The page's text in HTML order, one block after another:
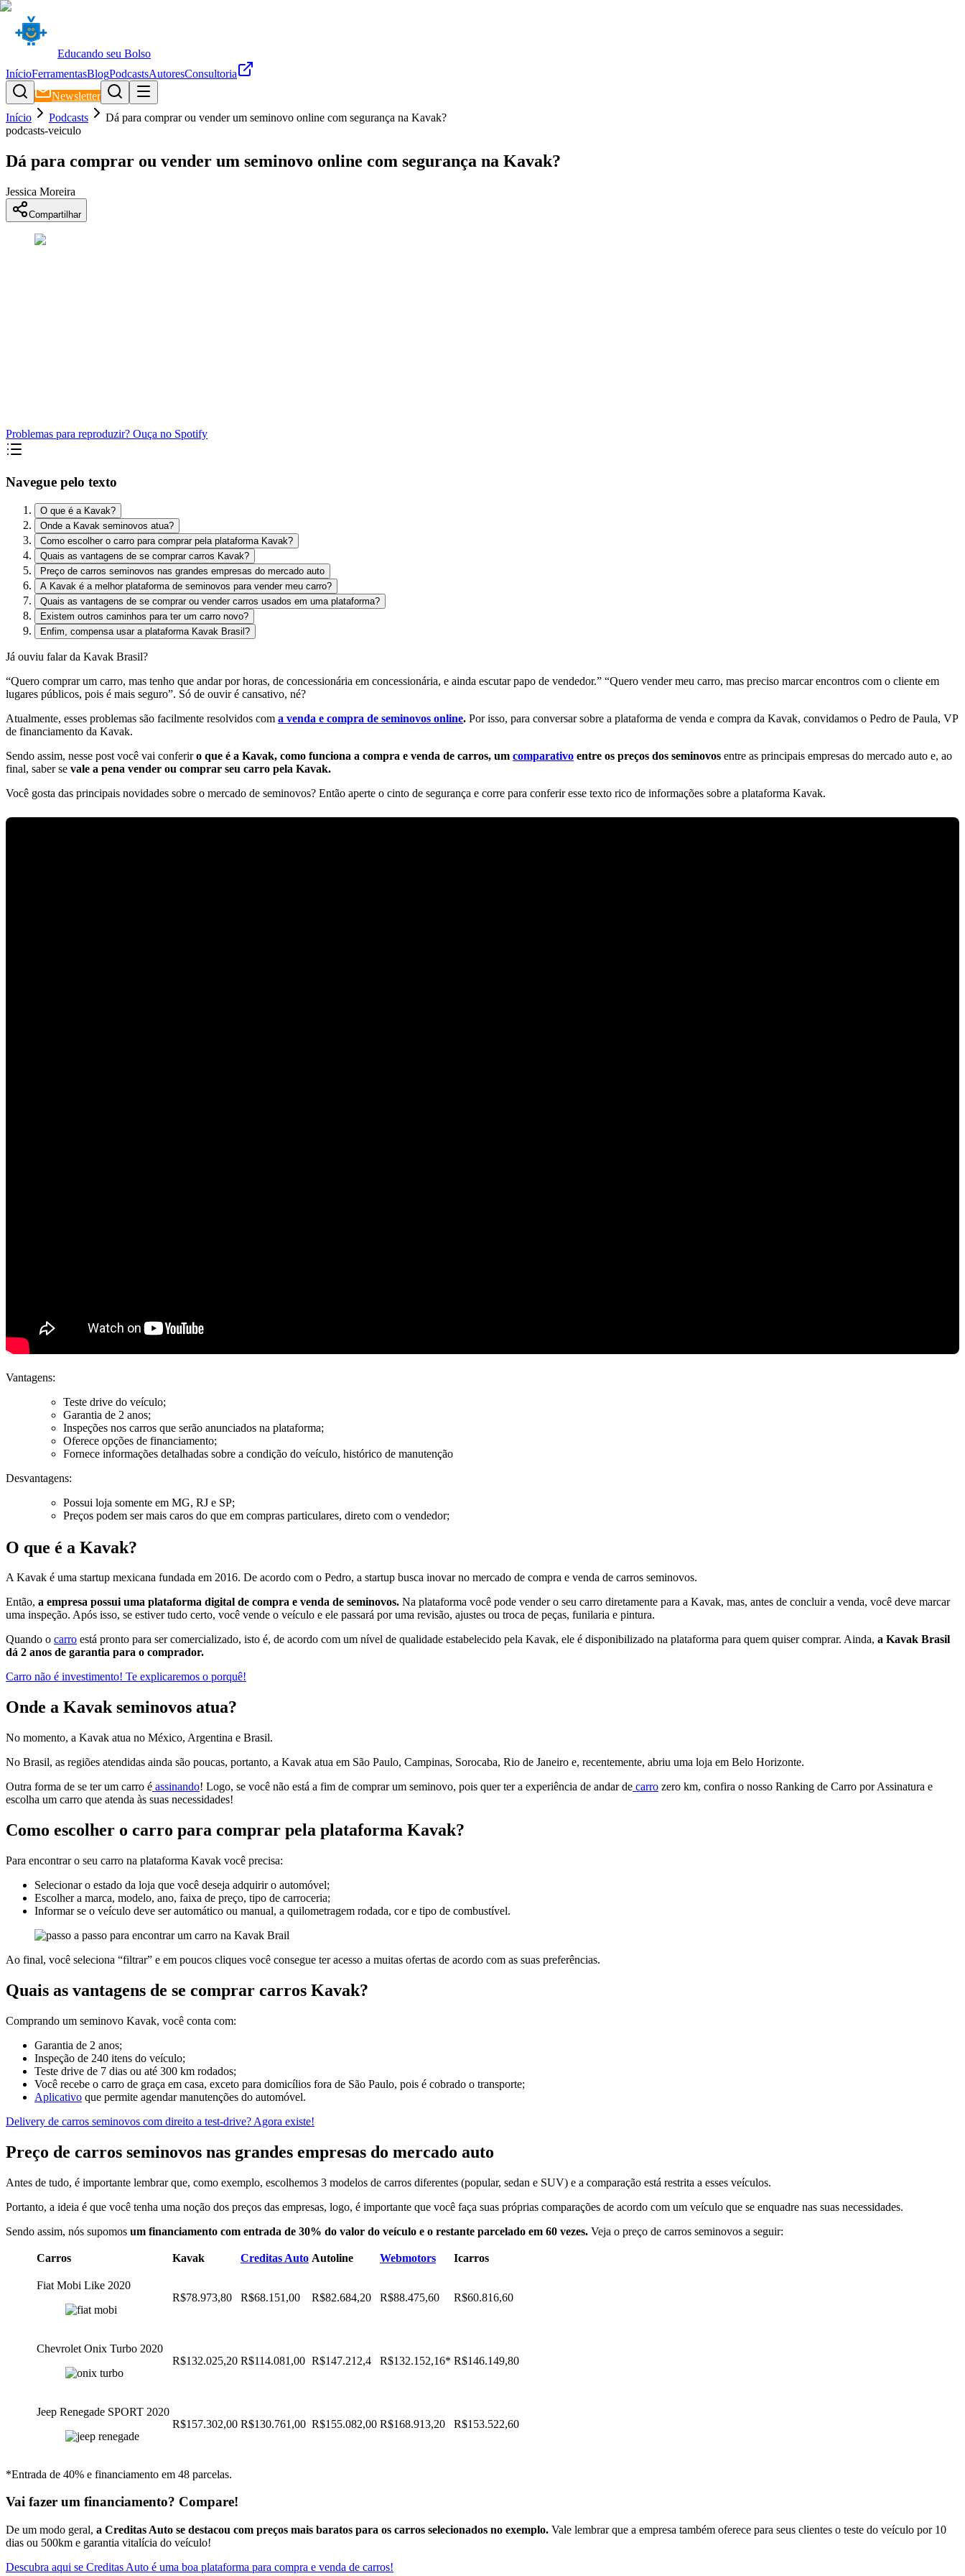
Educando seu Bolso
InícioFerramentasBlogPodcastsAutoresConsultoria
Newsletter
Início
Podcasts
Dá para comprar ou vender um seminovo online com segurança na Kavak?
podcasts-veiculo
Dá para comprar ou vender um seminovo online com segurança na Kavak?
Jessica Moreira
Compartilhar
Problemas para reproduzir? Ouça no Spotify
Navegue pelo texto
O que é a Kavak?
Onde a Kavak seminovos atua?
Como escolher o carro para comprar pela plataforma Kavak?
Quais as vantagens de se comprar carros Kavak?
Preço de carros seminovos nas grandes empresas do mercado auto
A Kavak é a melhor plataforma de seminovos para vender meu carro?
Quais as vantagens de se comprar ou vender carros usados em uma plataforma?
Existem outros caminhos para ter um carro novo?
Enfim, compensa usar a plataforma Kavak Brasil?
Já ouviu falar da Kavak Brasil?
“Quero comprar um carro, mas tenho que andar por horas, de concessionária em concessionária, e ainda escutar papo de vendedor.” “Quero vender meu carro, mas preciso marcar encontros com o cliente em
lugares públicos, pois é mais seguro”. Só de ouvir é cansativo, né?
Atualmente, esses problemas são facilmente resolvidos com a venda e compra de seminovos online. Por isso, para conversar sobre a plataforma de venda e compra da Kavak, convidamos o Pedro de Paula, VP
de financiamento da Kavak.
Sendo assim, nesse post você vai conferiro que é a Kavak, como funciona a compra e venda de carros, um comparativo entre os preços dos seminovos entre as principais empresas do mercado auto e, ao
final, saber se vale a pena vender ou comprar seu carro pela Kavak.
Você gosta das principais novidades sobre o mercado de seminovos? Então aperte o cinto de segurança e corre para conferir esse texto rico de informações sobre a plataforma Kavak.
Vantagens:
Teste drive do veículo;
Garantia de 2 anos;
Inspeções nos carros que serão anunciados na plataforma;
Oferece opções de financiamento;
Fornece informações detalhadas sobre a condição do veículo, histórico de manutenção
Desvantagens:
Possui loja somente em MG, RJ e SP;
Preços podem ser mais caros do que em compras particulares, direto com o vendedor;
O que é a Kavak?
A Kavak é uma startup mexicana fundada em 2016. De acordo com o Pedro, a startup busca inovar no mercado de compra e venda de carros seminovos.
Então, a empresa possui uma plataforma digital de compra e venda de seminovos. Na plataforma você pode vender o seu carro diretamente para a Kavak, mas, antes de concluir a venda, você deve marcar
uma inspeção. Após isso, se estiver tudo certo, você vende o veículo e ele passará por uma revisão, ajustes ou troca de peças, funilaria e pintura.
Quando o carro está pronto para ser comercializado, isto é, de acordo com um nível de qualidade estabelecido pela Kavak, ele é disponibilizado na plataforma para quem quiser comprar. Ainda, a Kavak Brasil
dá 2 anos de garantia para o comprador.
Carro não é investimento! Te explicaremos o porquê!
Onde a Kavak seminovos atua?
No momento, a Kavak atua no México, Argentina e Brasil.
No Brasil, as regiões atendidas ainda são poucas, portanto, a Kavak atua em São Paulo, Campinas, Sorocaba, Rio de Janeiro e, recentemente, abriu uma loja em Belo Horizonte.
Outra forma de se ter um carro é assinando! Logo, se você não está a fim de comprar um seminovo, pois quer ter a experiência de andar de carro zero km, confira o nosso Ranking de Carro por Assinatura e
escolha um carro que atenda às suas necessidades!
Como escolher o carro para comprar pela plataforma Kavak?
Para encontrar o seu carro na plataforma Kavak você precisa:
Selecionar o estado da loja que você deseja adquirir o automóvel;
Escolher a marca, modelo, ano, faixa de preço, tipo de carroceria;
Informar se o veículo deve ser automático ou manual, a quilometragem rodada, cor e tipo de combustível.
Ao final, você seleciona “filtrar” e em poucos cliques você consegue ter acesso a muitas ofertas de acordo com as suas preferências.
Quais as vantagens de se comprar carros Kavak?
Comprando um seminovo Kavak, você conta com:
Garantia de 2 anos;
Inspeção de 240 itens do veículo;
Teste drive de 7 dias ou até 300 km rodados;
Você recebe o carro de graça em casa, exceto para domicílios fora de São Paulo, pois é cobrado o transporte;
Aplicativo que permite agendar manutenções do automóvel.
Delivery de carros seminovos com direito a test-drive? Agora existe!
Preço de carros seminovos nas grandes empresas do mercado auto
Antes de tudo, é importante lembrar que, como exemplo, escolhemos 3 modelos de carros diferentes (popular, sedan e SUV) e a comparação está restrita a esses veículos.
Portanto, a ideia é que você tenha uma noção dos preços das empresas, logo, é importante que você faça suas próprias comparações de acordo com um veículo que se enquadre nas suas necessidades.
Sendo assim, nós supomos um financiamento com entrada de 30% do valor do veículo e o restante parcelado em 60 vezes. Veja o preço de carros seminovos a seguir:
Carros Kavak Creditas Auto Autoline Webmotors Icarros
Fiat Mobi Like 2020
R$78.973,80
R$68.151,00 R$82.684,20 R$88.475,60 R$60.816,60
Chevrolet Onix Turbo 2020
R$132.025,20 R$114.081,00 R$147.212,4 R$132.152,16* R$146.149,80
Jeep Renegade SPORT 2020
R$157.302,00 R$130.761,00 R$155.082,00 R$168.913,20 R$153.522,60
*Entrada de 40% e financiamento em 48 parcelas.
Vai fazer um financiamento? Compare!
De um modo geral, a Creditas Auto se destacou com preços mais baratos para os carros selecionados no exemplo. Vale lembrar que a empresa também oferece para seus clientes o teste do veículo por 10
dias ou 500km e garantia vitalícia do veículo!
Descubra aqui se Creditas Auto é uma boa plataforma para compra e venda de carros!